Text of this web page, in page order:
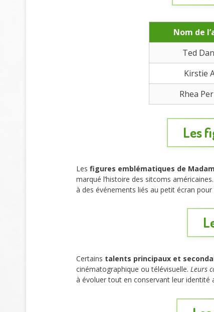
Nom de
Ted
Kirstie
Rhea
Les
Les figures emblématiques de
marqué l’histoire des sitcoms américaines.
à des événements liés au petit écran
Certains talents principaux et
cinématographique ou télévisuelle. Leurs
à évoluer tout en conservant leur identité